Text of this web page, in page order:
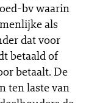
bv waarin
als
dat voor
betaald of
betaalt. De
ten laste van